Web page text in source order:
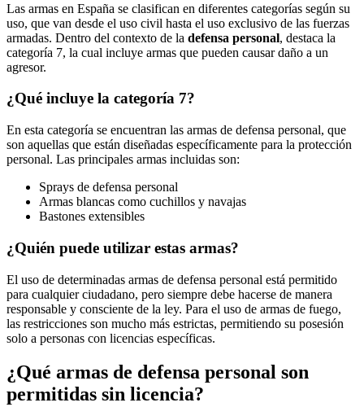
Las armas en España se clasifican en diferentes categorías según su
uso, que van desde el uso civil hasta el uso exclusivo de las fuerzas
armadas. Dentro del contexto de la defensa personal, destaca la
categoría 7, la cual incluye armas que pueden causar daño a un
agresor.
¿Qué incluye la categoría 7?
En esta categoría se encuentran las armas de defensa personal, que
son aquellas que están diseñadas específicamente para la protección
personal. Las principales armas incluidas son:
Sprays de defensa personal
Armas blancas como cuchillos y navajas
Bastones extensibles
¿Quién puede utilizar estas armas?
El uso de determinadas armas de defensa personal está permitido
para cualquier ciudadano, pero siempre debe hacerse de manera
responsable y consciente de la ley. Para el uso de armas de fuego,
las restricciones son mucho más estrictas, permitiendo su posesión
solo a personas con licencias específicas.
¿Qué armas de defensa personal son
permitidas sin licencia?